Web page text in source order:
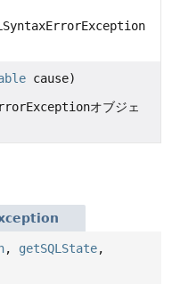
cause)
オブジェ
, getSQLState,